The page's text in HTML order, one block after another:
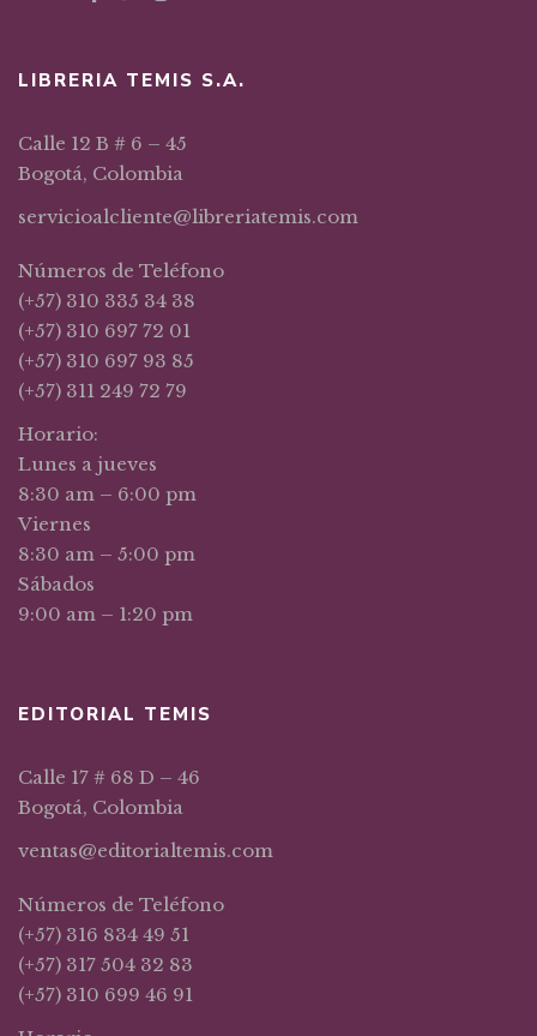
LIBRERIA TEMIS S.A.
Calle 12 B # 6 – 45
Bogotá, Colombia
servicioalcliente@libreriatemis.com
Números de Teléfono
(+57) 310 335 34 38
(+57) 310 697 72 01
(+57) 310 697 93 85
(+57) 311 249 72 79
Horario:
Lunes a jueves
8:30 am – 6:00 pm
Viernes
8:30 am – 5:00 pm
Sábados
9:00 am – 1:20 pm
EDITORIAL TEMIS
Calle 17 # 68 D – 46
Bogotá, Colombia
ventas@editorialtemis.com
Números de Teléfono
(+57) 316 834 49 51
(+57) 317 504 32 83
(+57) 310 699 46 91